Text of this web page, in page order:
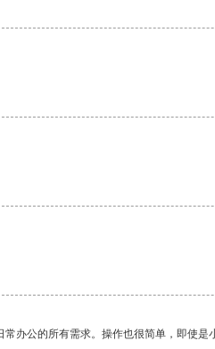
办公的所有需求。操作也很简单，即使是